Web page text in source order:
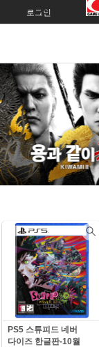
로그인
PS5 스튜피드 네버
다이즈 한글판-10월